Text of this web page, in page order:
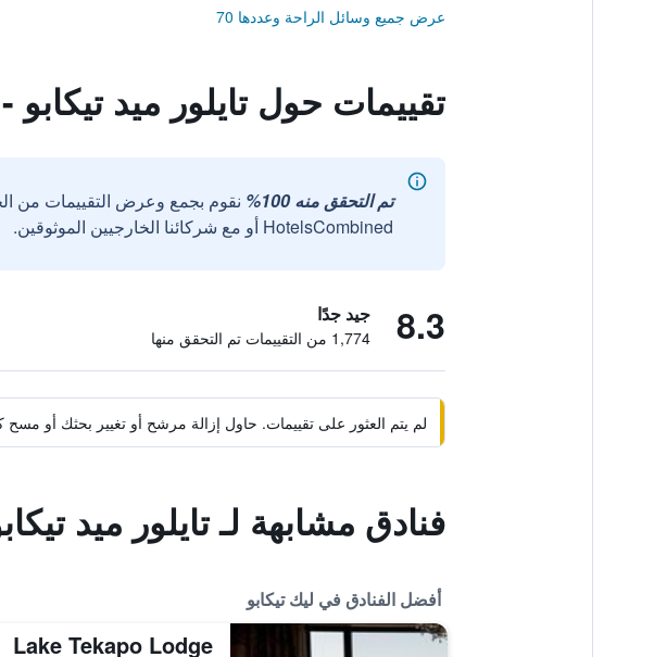
عرض جميع وسائل الراحة وعددها 70
تقييمات حول تايلور ميد
تم التحقق منه 100%
نقوم بجمع وعرض التقييمات من
HotelsCombined أو مع شركائنا الخارجيين الموثوقين.
8.3 جيد جدًا
1,774 من التقييمات تم التحقق منها
لم يتم العثور على تقييمات. حاول إزالة مرشح أو تغيير بحثك أو
فنادق مشابهة لـ تايلور ميد
أفضل الفنادق في ليك تيكابو
Lake Tekapo Lodge